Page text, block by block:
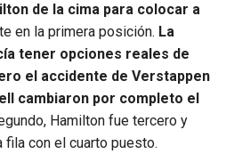
de la cima para colocar a
en la primera posición. La
tener opciones reales de
el accidente de Verstappen
cambiaron por completo el
Hamilton fue tercero y
con el cuarto puesto.